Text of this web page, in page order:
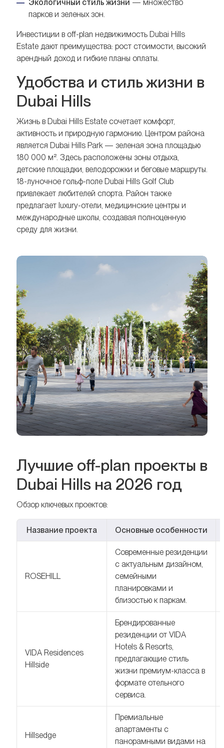
Экологичный стиль жизни — множество
парков и зеленых зон.
Инвестиции в off-plan недвижимость Dubai Hills
Estate дают преимущества: рост стоимости, высокий
арендный доход и гибкие планы оплаты.
Удобства и стиль жизни в
Dubai Hills
Жизнь в Dubai Hills Estate сочетает комфорт,
активность и природную гармонию. Центром района
является Dubai Hills Park — зеленая зона площадью
180 000 м². Здесь расположены зоны отдыха,
детские площадки, велодорожки и беговые маршруты.
18-луночное гольф-поле Dubai Hills Golf Club
привлекает любителей спорта. Район также
предлагает luxury-отели, медицинские центры и
международные школы, создавая полноценную
среду для жизни.
Лучшие off-plan проекты в
Dubai Hills на 2026 год
Обзор ключевых проектов:
Название проекта Основные особенности
ROSEHILL
Современные резиденции
с актуальным дизайном,
семейными
планировками и
близостью к паркам.
VIDA Residences
Hillside
Брендированные
резиденции от VIDA
Hotels & Resorts,
предлагающие стиль
жизни премиум-класса в
формате отельного
сервиса.
Hillsedge
Премиальные
апартаменты с
панорамными видами на